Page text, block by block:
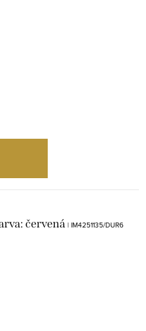
červená | IM4251135/DUR6